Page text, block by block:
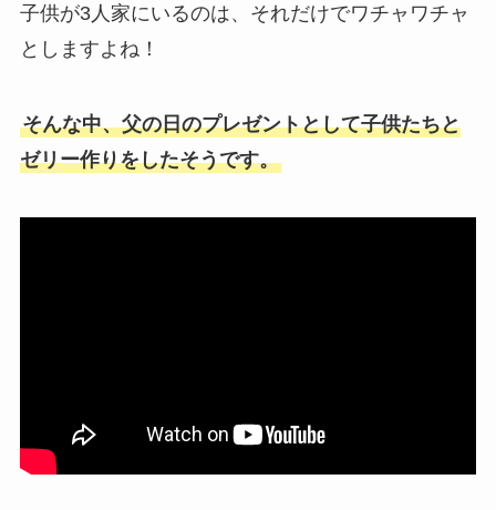
子供が3人家にいるのは、それだけでワチャワチャ
としますよね！
そんな中、父の日のプレゼントとして子供たちと
ゼリー作りをしたそうです。